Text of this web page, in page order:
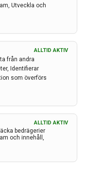
Utveckla och
ALLTID AKTIV
från andra
Identifierar
som överförs
bedrägerier
och innehåll,
ALLTID AKTIV